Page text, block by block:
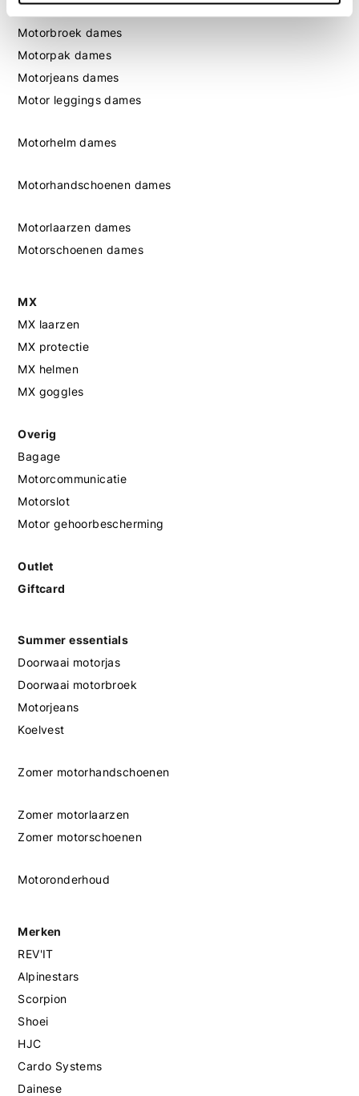
Motorbroek dames
Motorpak dames
Motorjeans dames
Motor leggings dames
Motorhelm dames
Motorhandschoenen dames
Motorlaarzen dames
Motorschoenen dames
MX
MX laarzen
MX protectie
MX helmen
MX goggles
Overig
Bagage
Motorcommunicatie
Motorslot
Motor gehoorbescherming
Outlet
Giftcard
Summer essentials
Doorwaai motorjas
Doorwaai motorbroek
Motorjeans
Koelvest
Zomer motorhandschoenen
Zomer motorlaarzen
Zomer motorschoenen
Motoronderhoud
Merken
REV'IT
Alpinestars
Scorpion
Shoei
HJC
Cardo Systems
Dainese